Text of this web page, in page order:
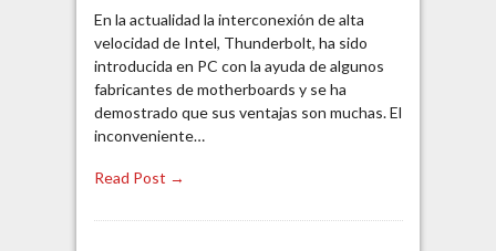
En la actualidad la interconexión de alta
velocidad de Intel, Thunderbolt, ha sido
introducida en PC con la ayuda de algunos
fabricantes de motherboards y se ha
demostrado que sus ventajas son muchas. El
inconveniente…
Read Post →